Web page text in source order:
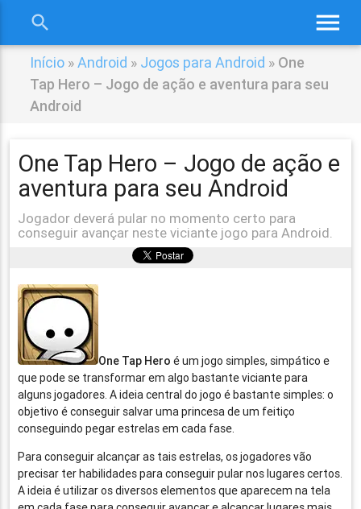
menu
search
Início »Android » Jogos para Android » One
Tap Hero – Jogo de ação e aventura para seu
Android
One Tap Hero – Jogo de ação e
aventura para seu Android
Jogador deverá pular no momento certo para
conseguir avançar neste viciante jogo para Android.
One Tap Hero é um jogo simples, simpático e
que pode se transformar em algo bastante viciante para
alguns jogadores. A ideia central do jogo é bastante simples: o
objetivo é conseguir salvar uma princesa de um feitiço
conseguindo pegar estrelas em cada fase.
Para conseguir alcançar as tais estrelas, os jogadores vão
precisar ter habilidades para conseguir pular nos lugares certos.
A ideia é utilizar os diversos elementos que aparecem na tela